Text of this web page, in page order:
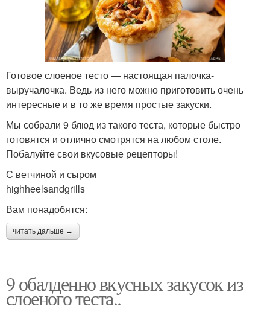
Готовое слоеное тесто — настоящая палочка-
выручалочка. Ведь из него можно приготовить очень
интересные и в то же время простые закуски.
Мы собрали 9 блюд из такого теста, которые быстро
готовятся и отлично смотрятся на любом столе.
Побалуйте свои вкусовые рецепторы!
С ветчиной и сыром
highheelsandgrills
Вам понадобятся:
читать дальше →
9 обалденно вкусных закусок из
слоеного теста..